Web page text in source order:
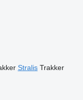
Stralis Trakker